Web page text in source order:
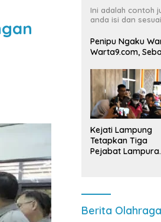
Ini adalah contoh
anda isi dan
Penipu Ngaku
Warta9.com,
Kejati Lampung
Tetapkan Tiga
Pejabat Lampura
Berita Olahraga